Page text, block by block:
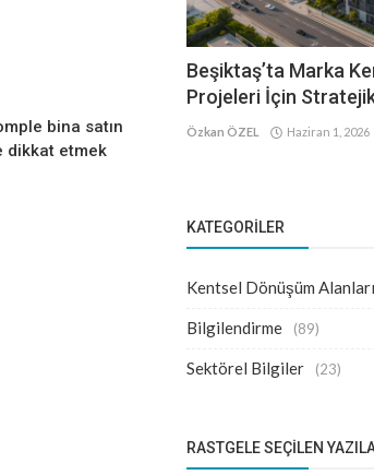
bina satın
dikkat etmek
Beşiktaş’ta Marka
Projeleri İçin
Özkan ÖZEL Haziran 1, 2026
KATEGORILER
Kentsel Dönüşüm Alanları
Bilgilendirme (89)
Sektörel Bilgiler (23)
RASTGELE SEÇILEN